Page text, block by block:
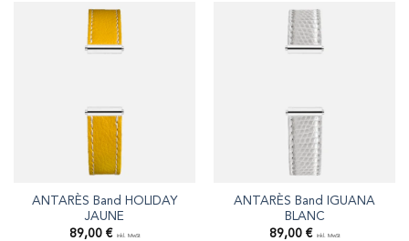
ANTARÈS Band HOLIDAY
JAUNE
89,00 € inkl. MwSt
ANTARÈS Band IGUANA
BLANC
89,00 € inkl. MwSt